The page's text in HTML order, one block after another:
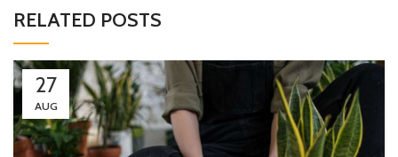
RELATED POSTS
27
AUG